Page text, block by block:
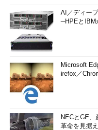
AI／ディー
─HPEとIBM
Microsoft
irefox／
NECとGE
革命を見据え